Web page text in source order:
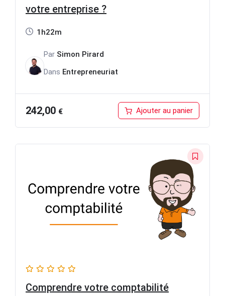
votre entreprise ?
1h22m
Par Simon Pirard
Dans Entrepreneuriat
242,00 € Ajouter au panier
Comprendre votre comptabilité